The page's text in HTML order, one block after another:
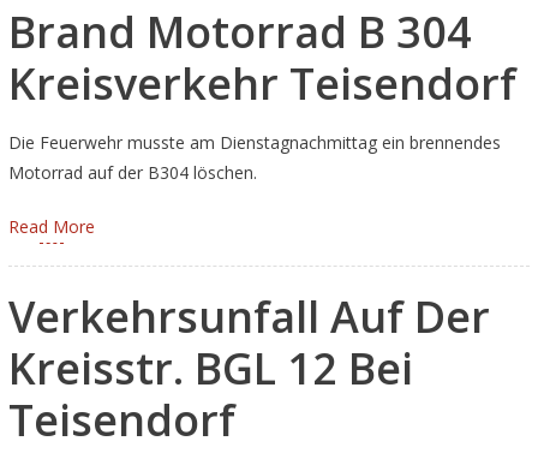
Brand Motorrad B 304
Kreisverkehr Teisendorf
Die Feuerwehr musste am Dienstagnachmittag ein brennendes
Motorrad auf der B304 löschen.
Read More
Verkehrsunfall Auf Der
Kreisstr. BGL 12 Bei
Teisendorf